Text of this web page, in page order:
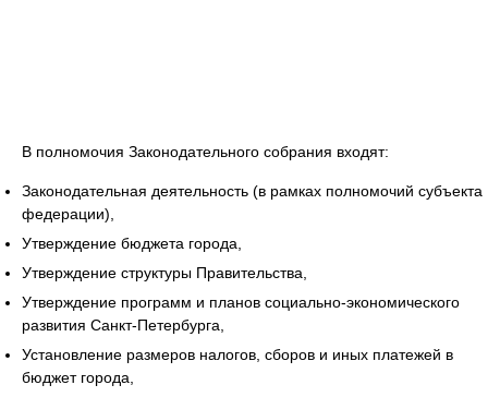
В полномочия Законодательного собрания входят:
Законодательная деятельность (в рамках полномочий субъекта
федерации),
Утверждение бюджета города,
Утверждение структуры Правительства,
Утверждение программ и планов социально-экономического
развития Санкт-Петербурга,
Установление размеров налогов, сборов и иных платежей в
бюджет города,